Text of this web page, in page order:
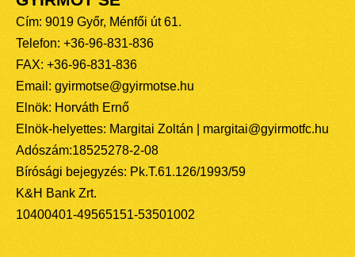
Cím: 9019 Győr, Ménfői út 61.
Telefon: +36-96-831-836
FAX: +36-96-831-836
Email: gyirmotse@gyirmotse.hu
Elnök: Horváth Ernő
Elnök-helyettes: Margitai Zoltán | margitai@gyirmotfc.hu
Adószám:18525278-2-08
Bírósági bejegyzés: Pk.T.61.126/1993/59
K&H Bank Zrt.
10400401-49565151-53501002